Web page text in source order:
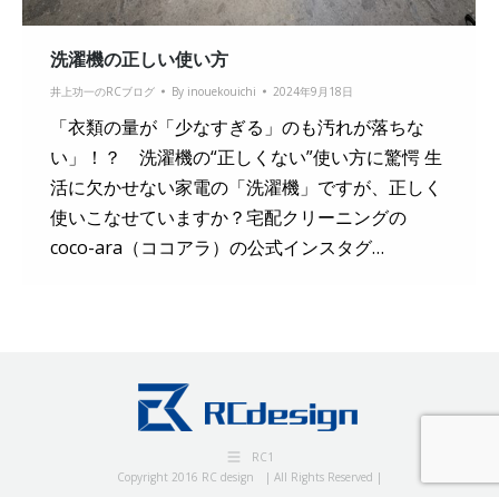
洗濯機の正しい使い方
井上功一のRCブログ By inouekouichi 2024年9月18日
「衣類の量が「少なすぎる」のも汚れが落ちな
い」！？ 洗濯機の“正しくない”使い方に驚愕 生
活に欠かせない家電の「洗濯機」ですが、正しく
使いこなせていますか？宅配クリーニングの
coco-ara（ココアラ）の公式インスタグ…
RC1
Copyright 2016 RC design | All Rights Reserved |